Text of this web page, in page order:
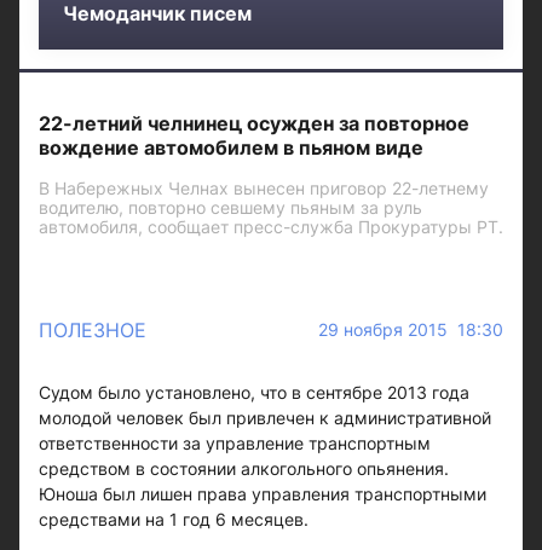
Чемоданчик писем
22-летний челнинец осужден за повторное
вождение автомобилем в пьяном виде
В Набережных Челнах вынесен приговор 22-летнему
водителю, повторно севшему пьяным за руль
автомобиля, сообщает пресс-служба Прокуратуры РТ.
ПОЛЕЗНОЕ 29 ноября 2015 18:30
Судом было установлено, что в сентябре 2013 года
молодой человек был привлечен к административной
ответственности за управление транспортным
средством в состоянии алкогольного опьянения.
Юноша был лишен права управления транспортными
средствами на 1 год 6 месяцев.